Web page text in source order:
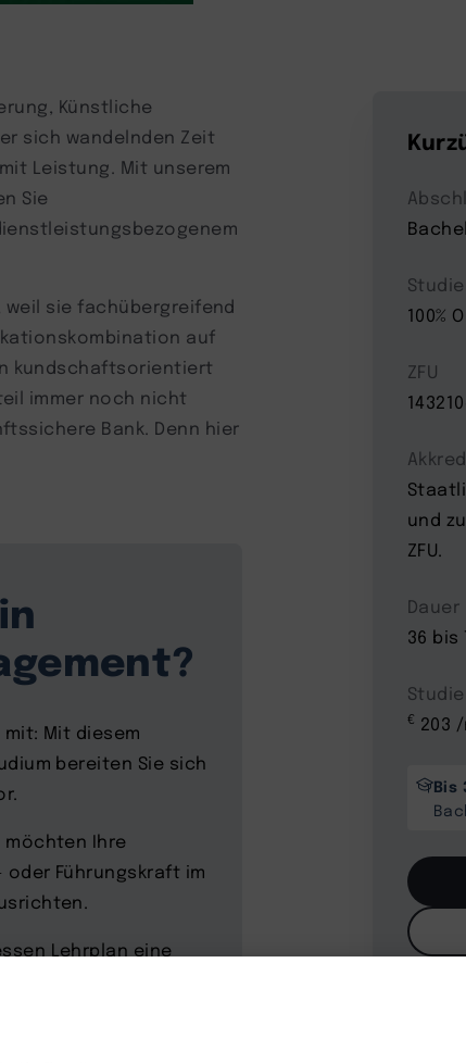
100%
ZFU
und
ZFU.
Dauer
36 bis
€ 203
Bis
Künstliche
sich wandelnden Zeit
Leistung. Mit unserem
Sie
sie fachübergreifend
auf
kundschaftsorientiert
immer noch nicht
Bank. Denn hier
Mit diesem
bereiten Sie sich
möchten Ihre
Führungskraft im
Lehrplan eine
Kompetenzen und